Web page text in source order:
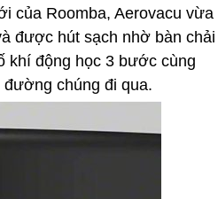
của Roomba, Aerovacu vừa
được hút sạch nhờ bàn chải
khí động học 3 bước cùng
đường chúng đi qua.